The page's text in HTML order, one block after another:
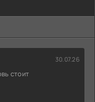
30.07.26
стоит